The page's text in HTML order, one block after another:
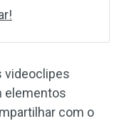
videoclipes
elementos
com o